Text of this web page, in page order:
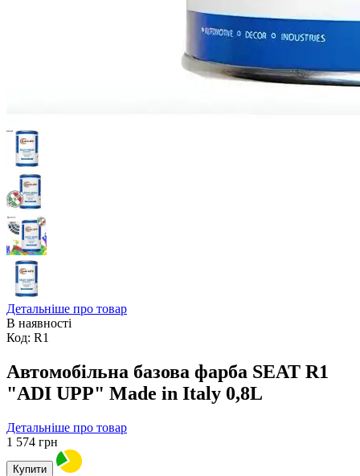
Детальніше про товар
В наявності
Код: R1
Автомобільна базова фарба SEAT R1
"ADI UPP" Made in Italy 0,8L
Детальніше про товар
1 574 грн
Купити